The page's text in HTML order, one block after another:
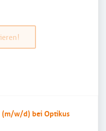
(m/w/d) bei Optikus